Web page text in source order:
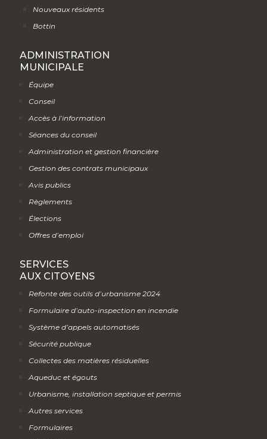
Nouveaux résidents
Bottin
ADMINISTRATION
MUNICIPALE
Équipe
Conseil
Accès à l’information
Séances du conseil
Administration et gestion financière
Gestion des contrats municipaux
Avis publics
Règlements
Élections
Offres d’emploi
SERVICES
AUX CITOYENS
Refonte des outils d’urbanisme 2024
Formulaire d’auto-inspection en incendie
Système d’appels automatisés
Sécurité publique
Collectes des matières résiduelles
Aqueduc et égouts
Urbanisme, installation septique et permis
Autres services
Formulaires